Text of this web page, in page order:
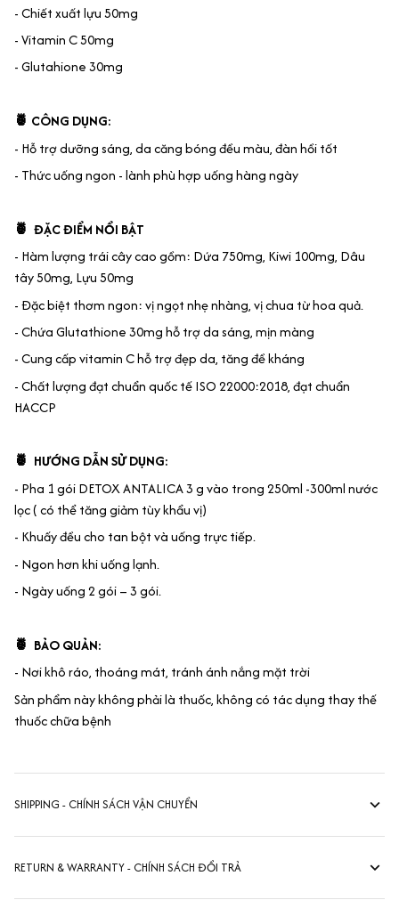
- Chiết xuất lựu 50mg
- Vitamin C 50mg
- Glutahione 30mg
🍍 CÔNG DỤNG:
- Hỗ trợ dưỡng sáng, da căng bóng đều màu, đàn hồi tốt
- Thức uống ngon - lành phù hợp uống hàng ngày
🍍 ĐẶC ĐIỂM NỔI BẬT
- Hàm lượng trái cây cao gồm: Dứa 750mg, Kiwi 100mg, Dâu
tây 50mg, Lựu 50mg
- Đặc biệt thơm ngon: vị ngọt nhẹ nhàng, vị chua từ hoa quả.
- Chứa Glutathione 30mg hỗ trợ da sáng, mịn màng
- Cung cấp vitamin C hỗ trợ đẹp da, tăng đề kháng
- Chất lượng đạt chuẩn quốc tế ISO 22000:2018, đạt chuẩn
HACCP
🍍 HƯỚNG DẪN SỬ DỤNG:
- Pha 1 gói DETOX ANTALICA 3 g vào trong 250ml -300ml nước
lọc ( có thể tăng giảm tùy khẩu vị)
- Khuấy đều cho tan bột và uống trực tiếp.
- Ngon hơn khi uống lạnh.
- Ngày uống 2 gói – 3 gói.
🍍 BẢO QUẢN:
- Nơi khô ráo, thoáng mát, tránh ánh nắng mặt trời
Sản phẩm này không phải là thuốc, không có tác dụng thay thế
thuốc chữa bệnh
SHIPPING - CHÍNH SÁCH VẬN CHUYỂN
RETURN & WARRANTY - CHÍNH SÁCH ĐỔI TRẢ